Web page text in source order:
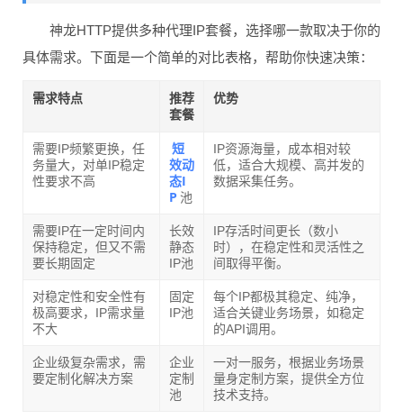
神龙HTTP提供多种代理IP套餐，选择哪一款取决于你的
具体需求。下面是一个简单的对比表格，帮助你快速决策：
需求特点
推荐
套餐
优势
需要IP频繁更换，任
务量大，对单IP稳定
性要求不高
短
效动
态I
P 池
IP资源海量，成本相对较
低，适合大规模、高并发的
数据采集任务。
需要IP在一定时间内
保持稳定，但又不需
要长期固定
长效
静态
IP池
IP存活时间更长（数小
时），在稳定性和灵活性之
间取得平衡。
对稳定性和安全性有
极高要求，IP需求量
不大
固定
IP池
每个IP都极其稳定、纯净，
适合关键业务场景，如稳定
的API调用。
企业级复杂需求，需
要定制化解决方案
企业
定制
池
一对一服务，根据业务场景
量身定制方案，提供全方位
技术支持。